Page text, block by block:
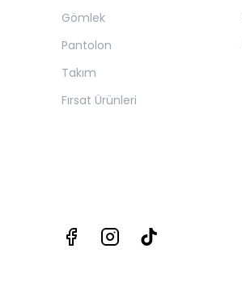
Gömlek
Pantolon
Takım
Fırsat Ürünleri